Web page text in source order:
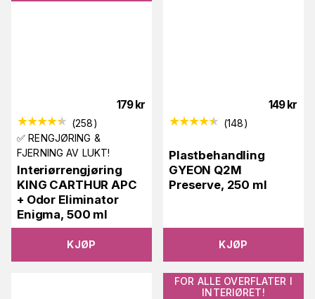
179 kr
(258)
✅ RENGJØRING &
FJERNING AV LUKT!
Interiørrengjøring
KING CARTHUR APC
+ Odor Eliminator
Enigma, 500 ml
KJØP
149 kr
(148)
Plastbehandling
GYEON Q2M
Preserve, 250 ml
KJØP
FOR ALLE OVERFLATER I
INTERIØRET!